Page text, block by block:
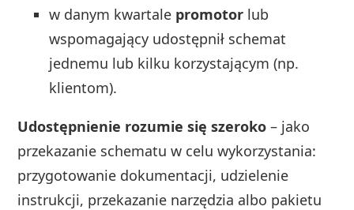
w danym kwartale promotor lub
wspomagający udostępnił schemat
jednemu lub kilku korzystającym (np.
klientom).
Udostępnienie rozumie się szeroko – jako
przekazanie schematu w celu wykorzystania:
przygotowanie dokumentacji, udzielenie
instrukcji, przekazanie narzędzia albo pakietu